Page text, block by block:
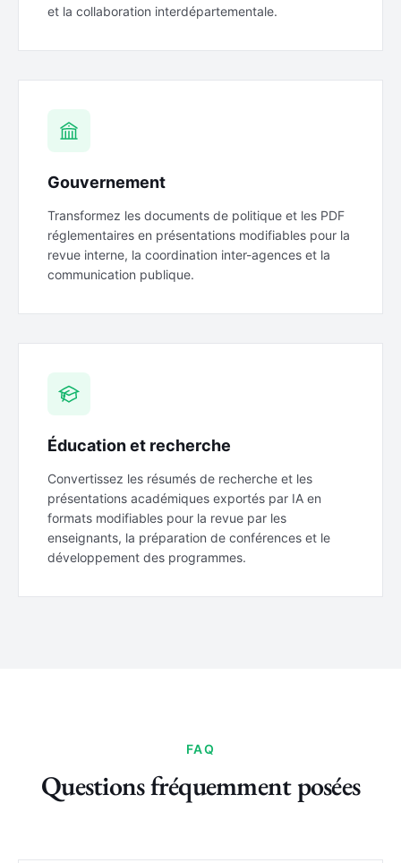
et la collaboration interdépartementale.
Gouvernement
Transformez les documents de politique et les PDF
réglementaires en présentations modifiables pour la
revue interne, la coordination inter-agences et la
communication publique.
Éducation et recherche
Convertissez les résumés de recherche et les
présentations académiques exportés par IA en
formats modifiables pour la revue par les
enseignants, la préparation de conférences et le
développement des programmes.
FAQ
Questions fréquemment posées